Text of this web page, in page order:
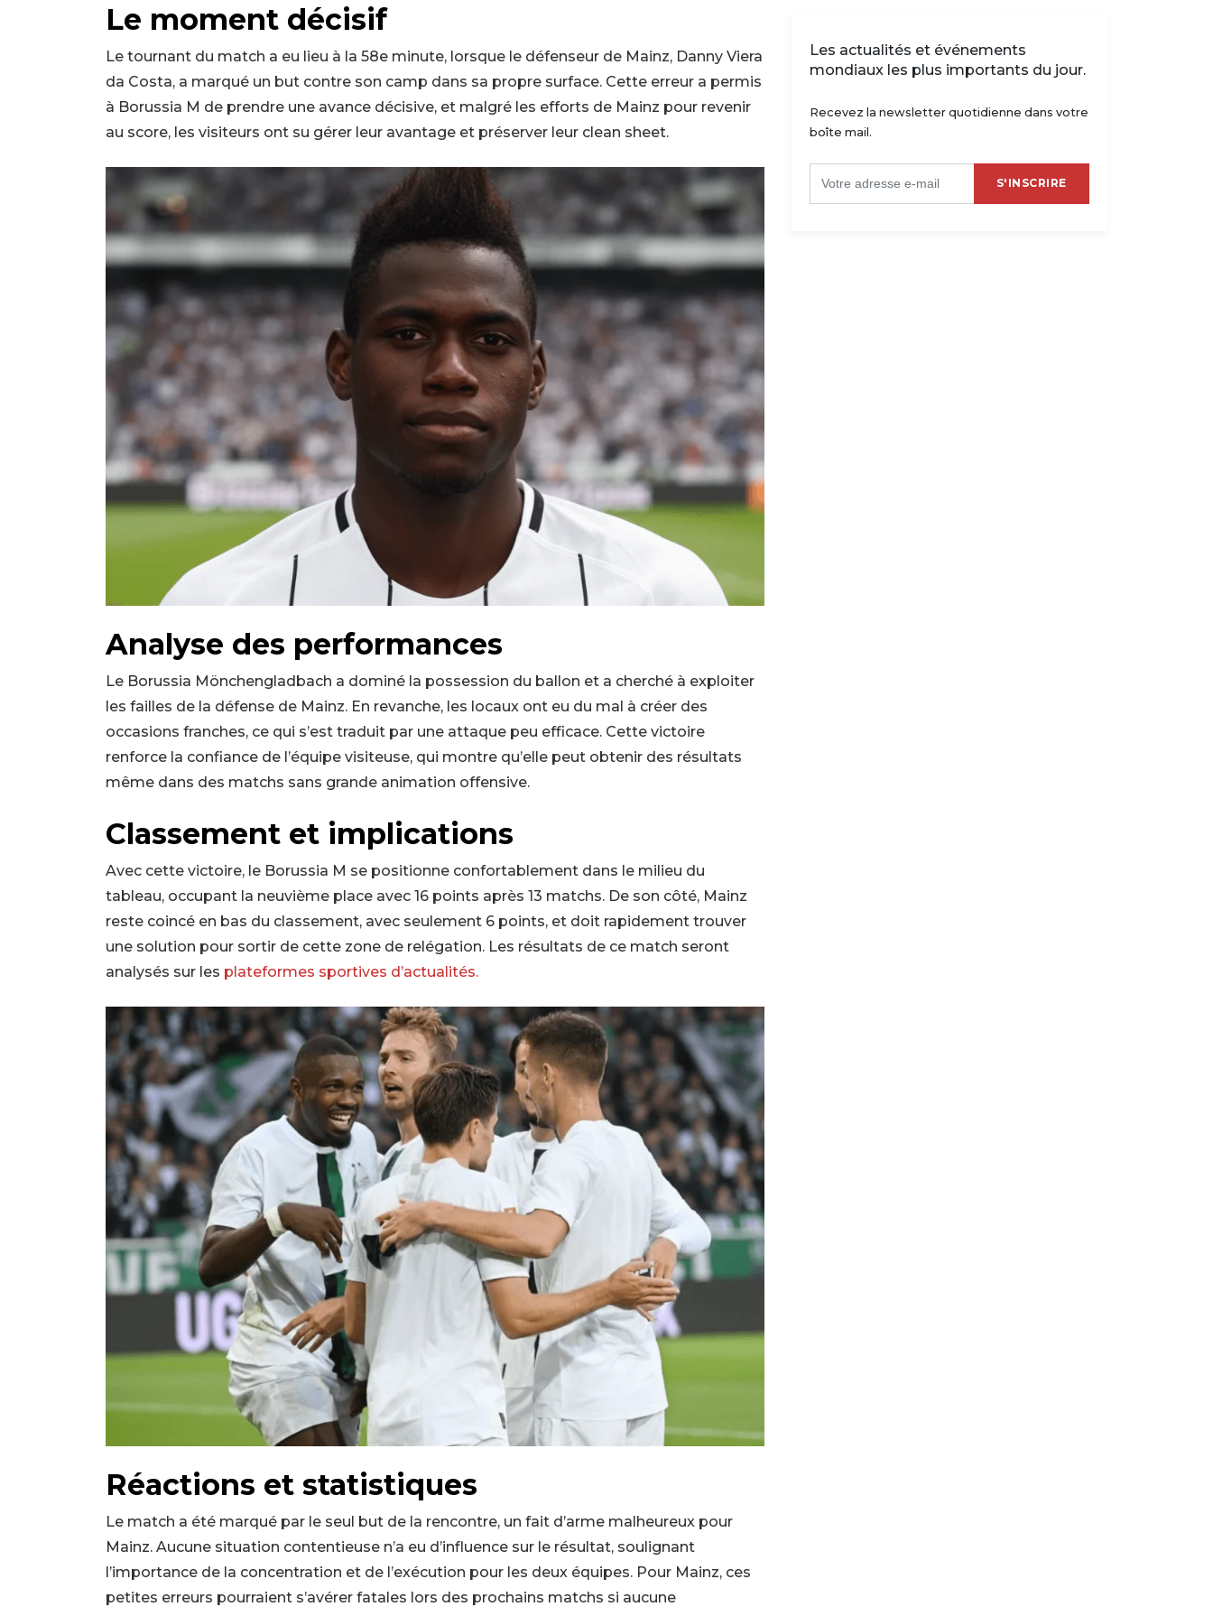
Le moment décisif
Le tournant du match a eu lieu à la 58e minute, lorsque le défenseur de Mainz, Danny Viera
da Costa, a marqué un but contre son camp dans sa propre surface. Cette erreur a permis
à Borussia M de prendre une avance décisive, et malgré les efforts de Mainz pour revenir
au score, les visiteurs ont su gérer leur avantage et préserver leur clean sheet.
Analyse des performances
Le Borussia Mönchengladbach a dominé la possession du ballon et a cherché à exploiter
les failles de la défense de Mainz. En revanche, les locaux ont eu du mal à créer des
occasions franches, ce qui s’est traduit par une attaque peu efficace. Cette victoire
renforce la confiance de l’équipe visiteuse, qui montre qu’elle peut obtenir des résultats
même dans des matchs sans grande animation offensive.
Classement et implications
Avec cette victoire, le Borussia M se positionne confortablement dans le milieu du
tableau, occupant la neuvième place avec 16 points après 13 matchs. De son côté, Mainz
reste coincé en bas du classement, avec seulement 6 points, et doit rapidement trouver
une solution pour sortir de cette zone de relégation. Les résultats de ce match seront
analysés sur les plateformes sportives d’actualités.
Réactions et statistiques
Le match a été marqué par le seul but de la rencontre, un fait d’arme malheureux pour
Mainz. Aucune situation contentieuse n’a eu d’influence sur le résultat, soulignant
l’importance de la concentration et de l’exécution pour les deux équipes. Pour Mainz, ces
petites erreurs pourraient s’avérer fatales lors des prochains matchs si aucune
Les actualités et événements
mondiaux les plus importants du jour.
Recevez la newsletter quotidienne dans votre
boîte mail.
S'INSCRIRE